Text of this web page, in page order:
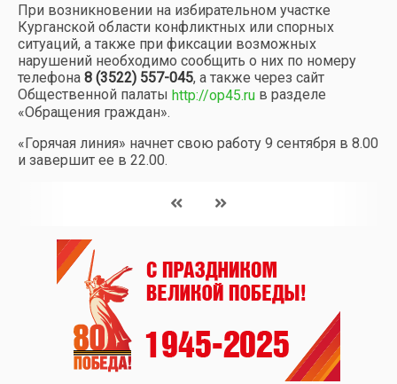
При возникновении на избирательном участке
Курганской области конфликтных или спорных
ситуаций, а также при фиксации возможных
нарушений необходимо сообщить о них по номеру
телефона 8 (3522) 557-045, а также через сайт
Общественной палаты http://op45.ru в разделе
«Обращения граждан».
«Горячая линия» начнет свою работу 9 сентября в 8.00
и завершит ее в 22.00.